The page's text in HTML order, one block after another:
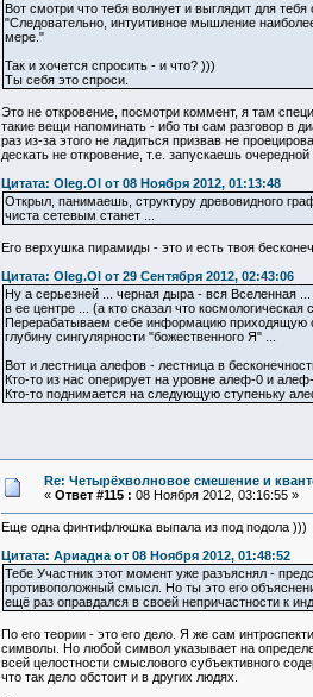
Вот смотри что тебя волнует и выглядит для тебя
"Следовательно, интуитивное мышление
мере."
Так и хочется спросить - и что? )))
Ты себя это спроси.
Это не откровение, посмотри коммент, я там
такие вещи напоминать - ибо ты сам разговор в
раз из-за этого не ладиться призвав не
дескать не откровение, т.е. запускаешь очередной
Цитата: Oleg.Ol от 08 Ноября 2012, 01:13:48
Открыл, панимаешь, структуру древовидного
чиста сетевым станет ...
Его верхушка пирамиды - это и есть твоя
Цитата: Oleg.Ol от 29 Сентября 2012, 02:43:06
Ну а серьезней ... черная дыра - вся Вселенная
в ее центре ... (а кто сказал что
Перерабатываем себе информацию приходящую
глубину сингулярности "божественного Я" ...
Вот и лестница алефов - лестница в
Кто-то из нас оперирует на уровне алеф-0 и
Кто-то поднимается на следующую ступеньку
Re: Четырёхволновое смешение и
« Ответ #115 : 08 Ноября 2012, 03:16:55 »
Еще одна финтифлюшка выпала из под подола )))
Цитата: Ариадна от 08 Ноября 2012, 01:48:52
Тебе Участник этот момент уже разъяснял -
противоположный смысл. Но ты это его
ещё раз оправдался в своей непричастности к
По его теории - это его дело. Я же сам
символы. Но любой символ указывает на
всей целостности смыслового субъективного
что так дело обстоит и в других людях.